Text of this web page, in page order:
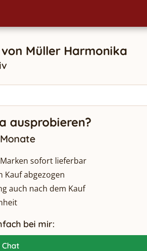
von Müller Harmonika
ausprobieren?
sofort lieferbar
Kauf abgezogen
auch nach dem Kauf
bei mir: